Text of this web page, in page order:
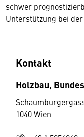
schwer
Unterstützung bei
Kontakt
Holzbau,
1040 Wien